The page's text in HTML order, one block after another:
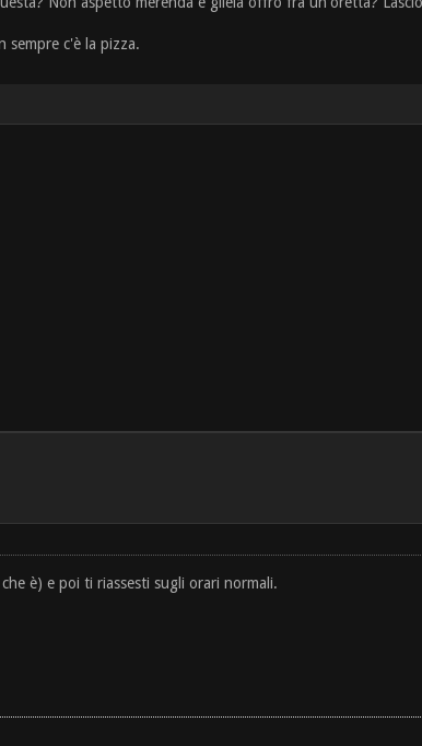
sempre c'è la pizza.
è) e poi ti riassesti sugli orari normali.